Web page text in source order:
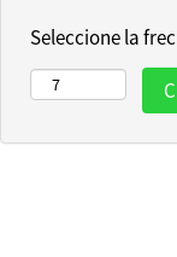
Seleccione la